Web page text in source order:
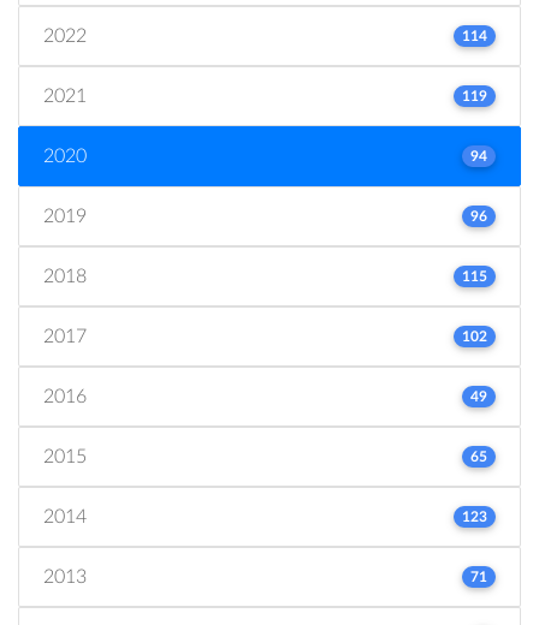
2022 114
2021 119
2020 94
2019 96
2018 115
2017 102
2016 49
2015 65
2014 123
2013 71